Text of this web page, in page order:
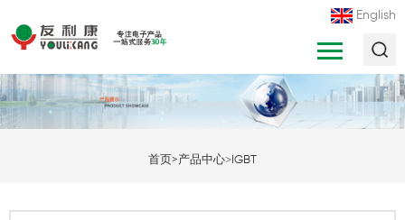
English
首页>产品中心> IGBT